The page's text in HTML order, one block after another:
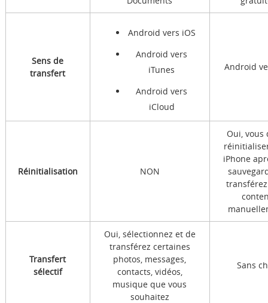
Sens de
transfert
Android vers iOS
Android vers
iTunes
Android vers
iCloud
Android
Réinitialisation NON
Oui, vous
iPhone
Transfert
sélectif
Oui, sélectionnez et de
transférez certaines
photos, messages,
contacts, vidéos,
musique que vous
souhaitez
Sans